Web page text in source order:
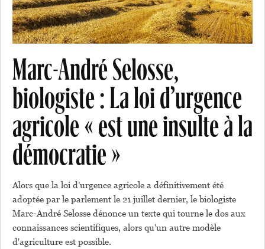
Marc-André Selosse,
biologiste : La loi d’urgence
agricole « est une insulte à la
démocratie »
Alors que la loi d’urgence agricole a définitivement été
adoptée par le parlement le 21 juillet dernier, le biologiste
Marc-André Selosse dénonce un texte qui tourne le dos aux
connaissances scientifiques, alors qu'un autre modèle
d'agriculture est possible.